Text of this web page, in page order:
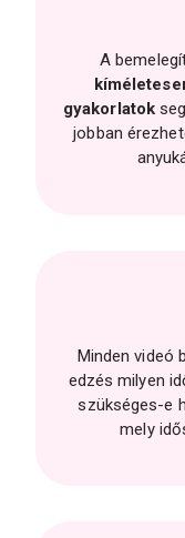
A
gyakorlatok
jobban
Minden videó
edzés milyen
szükséges-e
mely